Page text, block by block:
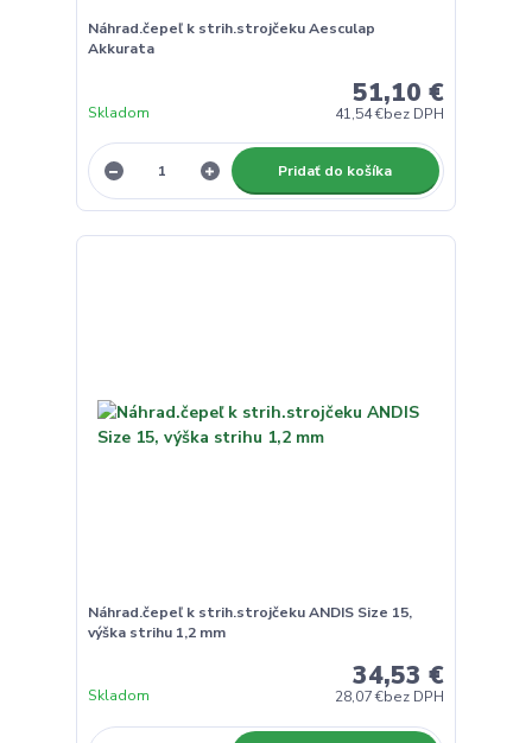
Náhrad.čepeľ k strih.strojčeku Aesculap
Akkurata
51,10 €
41,54 €bez DPH
Skladom
Pridať do košíka
Náhrad.čepeľ k strih.strojčeku ANDIS Size 15,
výška strihu 1,2 mm
34,53 €
28,07 €bez DPH
Skladom